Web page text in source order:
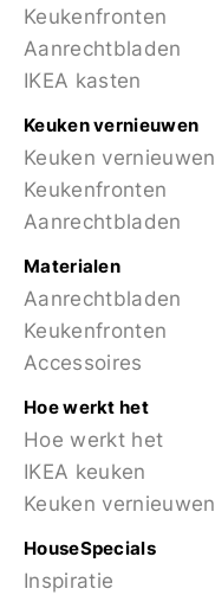
Keukenfronten
Aanrechtbladen
IKEA kasten
Keuken vernieuwen
Keuken vernieuwen
Keukenfronten
Aanrechtbladen
Materialen
Aanrechtbladen
Keukenfronten
Accessoires
Hoe werkt het
Hoe werkt het
IKEA keuken
Keuken vernieuwen
HouseSpecials
Inspiratie